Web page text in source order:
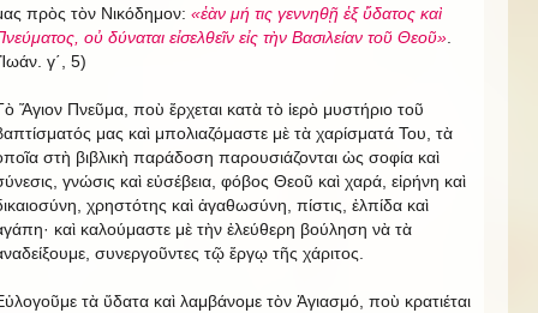
πρὸς τὸν Νικόδημον: «ἐὰν μή τις γεννηθῇ ἐξ ὕδατος καὶ
οὐ δύναται εἰσελθεῖν εἰς τὴν Βασιλείαν τοῦ Θεοῦ»
γ΄, 5)
Ἅγιον Πνεῦμα, ποὺ ἔρχεται κατὰ τὸ ἱερὸ μυστήριο τοῦ
μας καὶ μπολιαζόμαστε μὲ τὰ χαρίσματά Του, τὰ
στὴ βιβλικὴ παράδοση παρουσιάζονται ὡς σοφία καὶ
γνώσις καὶ εὐσέβεια, φόβος Θεοῦ καὶ χαρά, εἰρήνη καὶ
χρηστότης καὶ ἀγαθωσύνη, πίστις, ἐλπίδα καὶ
καὶ καλούμαστε μὲ τὴν ἐλεύθερη βούληση νὰ τὰ
συνεργοῦντες τῷ ἔργῳ τῆς χάριτος.
τὰ ὕδατα καὶ λαμβάνομε τὸν Ἁγιασμό, ποὺ κρατιέται